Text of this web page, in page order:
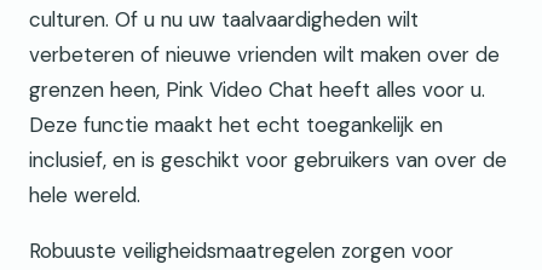
culturen. Of u nu uw taalvaardigheden wilt
verbeteren of nieuwe vrienden wilt maken over de
grenzen heen, Pink Video Chat heeft alles voor u.
Deze functie maakt het echt toegankelijk en
inclusief, en is geschikt voor gebruikers van over de
hele wereld.
Robuuste veiligheidsmaatregelen zorgen voor